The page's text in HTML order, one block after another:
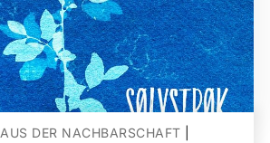
AUS DER NACHBARSCHAFT